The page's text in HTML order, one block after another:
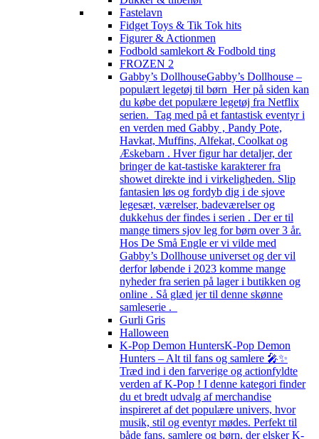
Fastelavn
Fidget Toys & Tik Tok hits
Figurer & Actionmen
Fodbold samlekort & Fodbold ting
FROZEN 2
Gabby’s DollhouseGabby’s Dollhouse –
populært legetøj til børn Her på siden kan
du købe det populære legetøj fra Netflix
serien. Tag med på et fantastisk eventyr i
en verden med Gabby , Pandy Pote,
Havkat, Muffins, Alfekat, Coolkat og
Æskebarn . Hver figur har detaljer, der
bringer de kat-tastiske karakterer fra
showet direkte ind i virkeligheden. Slip
fantasien løs og fordyb dig i de sjove
legesæt, værelser, badeværelser og
dukkehus der findes i serien . Der er til
mange timers sjov leg for børn over 3 år.
Hos De Små Engle er vi vilde med
Gabby’s Dollhouse universet og der vil
derfor løbende i 2023 komme mange
nyheder fra serien på lager i butikken og
online . Så glæd jer til denne skønne
samleserie .
Gurli Gris
Halloween
K-Pop Demon HuntersK-Pop Demon
Hunters – Alt til fans og samlere 🎤✨
Træd ind i den farverige og actionfyldte
verden af K-Pop ! I denne kategori finder
du et bredt udvalg af merchandise
inspireret af det populære univers, hvor
musik, stil og eventyr mødes. Perfekt til
både fans, samlere og børn, der elsker K-